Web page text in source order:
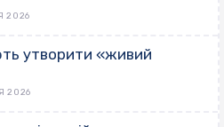
2026
утворити «живий
2026